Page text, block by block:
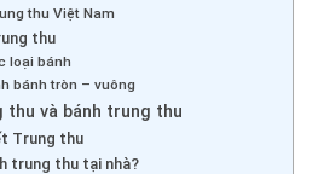
thu Việt Nam
thu
loại bánh
bánh tròn – vuông
thu và bánh trung thu
Trung thu
trung thu tại nhà?